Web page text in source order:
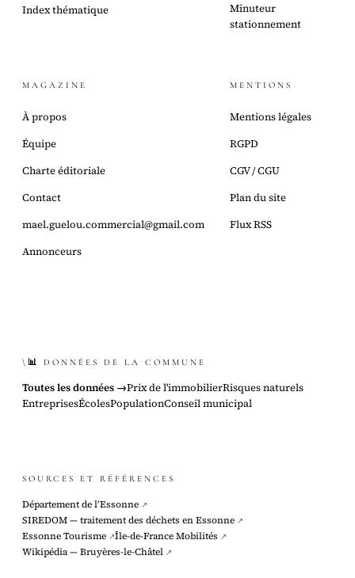
Index thématique
Minuteur
stationnement
MAGAZINE
À propos
Équipe
Charte éditoriale
Contact
mael.guelou.commercial@gmail.com
Annonceurs
MENTIONS
Mentions légales
RGPD
CGV / CGU
Plan du site
Flux RSS
\📊 DONNÉES DE LA COMMUNE
Toutes les données →Prix de l'immobilierRisques naturels
EntreprisesÉcolesPopulationConseil municipal
SOURCES ET RÉFÉRENCES
Département de l’Essonne ↗
SIREDOM — traitement des déchets en Essonne ↗
Essonne Tourisme ↗Île-de-France Mobilités ↗
Wikipédia — Bruyères-le-Châtel ↗